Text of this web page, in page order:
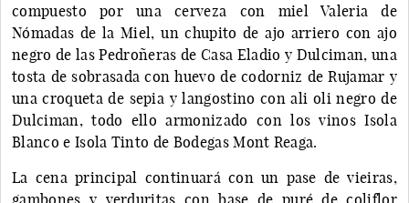
compuesto por una cerveza con miel Valeria de
Nómadas de la Miel, un chupito de ajo arriero con ajo
negro de las Pedroñeras de Casa Eladio y Dulciman, una
tosta de sobrasada con huevo de codorniz de Rujamar y
una croqueta de sepia y langostino con ali oli negro de
Dulciman, todo ello armonizado con los vinos Isola
Blanco e Isola Tinto de Bodegas Mont Reaga.
La cena principal continuará con un pase de vieiras,
gambones y verduritas con base de puré de coliflor